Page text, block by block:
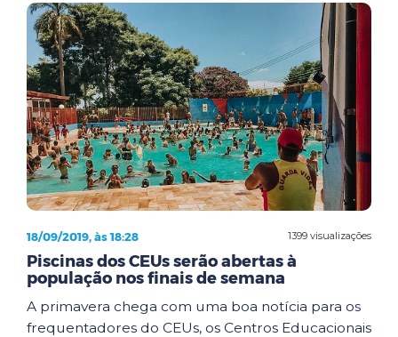
1399 visualizações
18/09/2019, às 18:28
Piscinas dos CEUs serão abertas à
população nos finais de semana
A primavera chega com uma boa notícia para os
frequentadores do CEUs, os Centros Educacionais